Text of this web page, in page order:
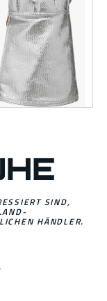
SIND,
HÄNDLER.